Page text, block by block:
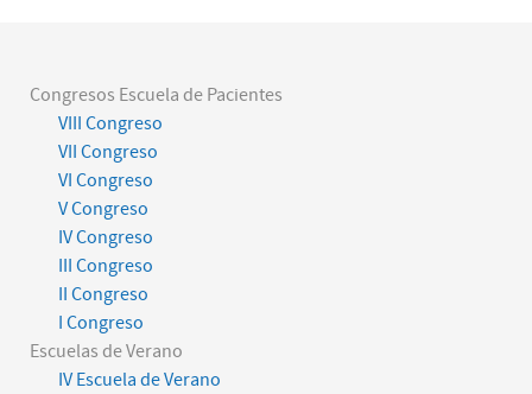
Congresos Escuela de Pacientes
VIII Congreso
VII Congreso
VI Congreso
V Congreso
IV Congreso
III Congreso
II Congreso
I Congreso
Escuelas de Verano
IV Escuela de Verano